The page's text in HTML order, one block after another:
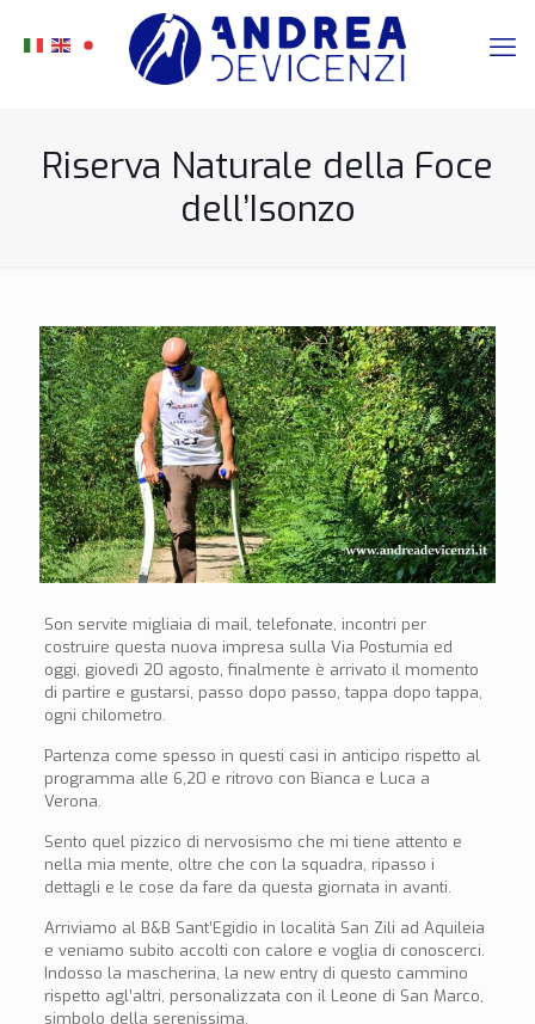
Riserva Naturale della Foce
dell’Isonzo
Son servite migliaia di mail, telefonate, incontri per
costruire questa nuova impresa sulla Via Postumia ed
oggi, giovedì 20 agosto, finalmente è arrivato il momento
di partire e gustarsi, passo dopo passo, tappa dopo tappa,
ogni chilometro.
Partenza come spesso in questi casi in anticipo rispetto al
programma alle 6,20 e ritrovo con Bianca e Luca a
Verona.
Sento quel pizzico di nervosismo che mi tiene attento e
nella mia mente, oltre che con la squadra, ripasso i
dettagli e le cose da fare da questa giornata in avanti.
Arriviamo al B&B Sant’Egidio in località San Zili ad Aquileia
e veniamo subito accolti con calore e voglia di conoscerci.
Indosso la mascherina, la new entry di questo cammino
rispetto agl’altri, personalizzata con il Leone di San Marco,
simbolo della serenissima.